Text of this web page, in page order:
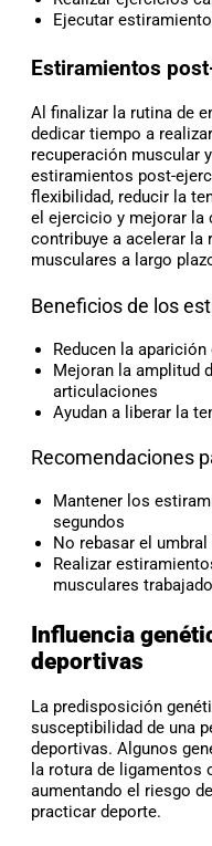
Ejecutar
Estiramientos
Al finalizar la rutina de
dedicar tiempo a
recuperación muscular
estiramientos post-
flexibilidad, reducir la
el ejercicio y mejorar la
contribuye a acelerar la
musculares a largo
Beneficios de los
Reducen la
Mejoran la amplitud
articulaciones
Ayudan a liberar la
Recomendaciones
Mantener los
segundos
No rebasar el
Realizar
musculares
Influencia
deportivas
La predisposición
susceptibilidad de una
deportivas. Algunos
la rotura de ligamentos
aumentando el riesgo
practicar deporte.